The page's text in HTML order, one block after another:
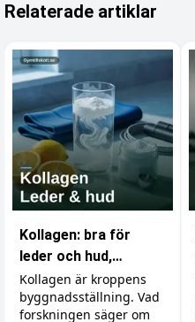
Relaterade artiklar
Kollagen: bra för
leder och hud,
verkningslöst för
musklerna
Kollagen är kroppens
byggnadsställning. Vad
forskningen säger om